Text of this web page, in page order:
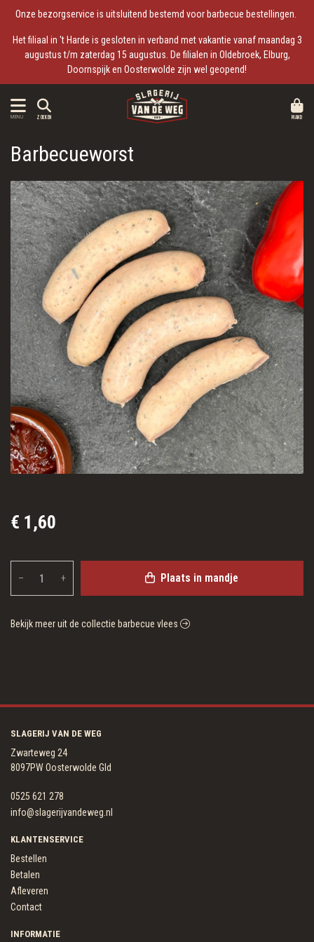
Onze bezorgservice is uitsluitend bestemd voor barbecue bestellingen.
Het filiaal in 't Harde is gesloten in verband met vakantie vanaf maandag 3
augustus t/m zaterdag 15 augustus. De filialen in Oldebroek, Elburg,
Doornspijk en Oosterwolde zijn wel geopend!
MENU ZOEKEN MAND
Barbecueworst
€ 1,60
– + Plaats in mandje
Bekijk meer uit de collectie barbecue vlees
SLAGERIJ VAN DE WEG
Zwarteweg 24
8097PW Oosterwolde Gld
0525 621 278
info@slagerijvandeweg.nl
KLANTENSERVICE
Bestellen
Betalen
Afleveren
Contact
INFORMATIE